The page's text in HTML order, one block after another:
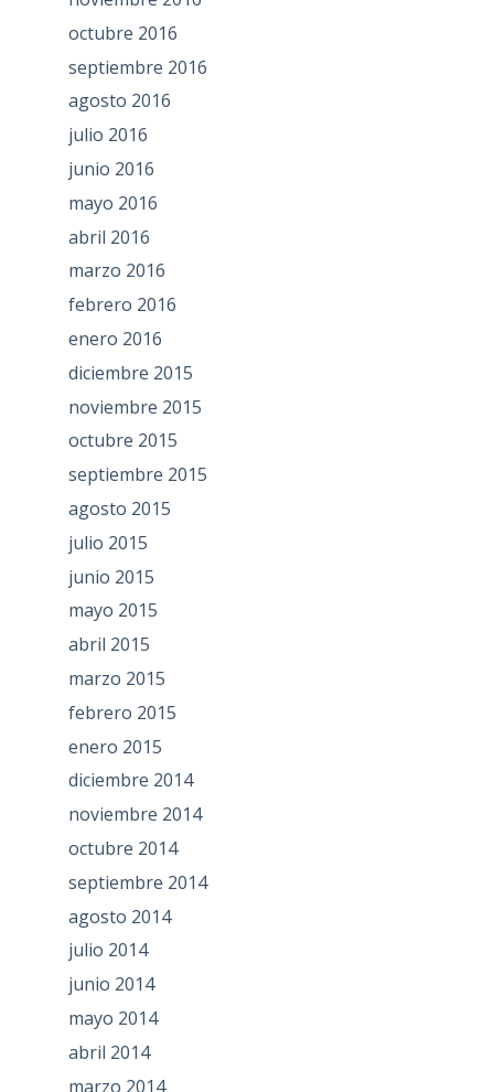
octubre 2016
septiembre 2016
agosto 2016
julio 2016
junio 2016
mayo 2016
abril 2016
marzo 2016
febrero 2016
enero 2016
diciembre 2015
noviembre 2015
octubre 2015
septiembre 2015
agosto 2015
julio 2015
junio 2015
mayo 2015
abril 2015
marzo 2015
febrero 2015
enero 2015
diciembre 2014
noviembre 2014
octubre 2014
septiembre 2014
agosto 2014
julio 2014
junio 2014
mayo 2014
abril 2014
marzo 2014